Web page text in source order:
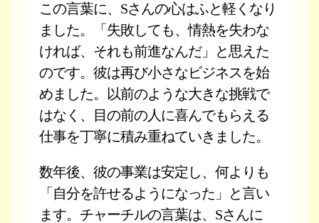
この言葉に、Sさんの心はふと軽くなり
ました。「失敗しても、情熱を失わな
ければ、それも前進なんだ」と思えた
のです。彼は再び小さなビジネスを始
めました。以前のような大きな挑戦で
はなく、目の前の人に喜んでもらえる
仕事を丁寧に積み重ねていきました。
数年後、彼の事業は安定し、何よりも
「自分を許せるようになった」と言い
ます。チャーチルの言葉は、Sさんに